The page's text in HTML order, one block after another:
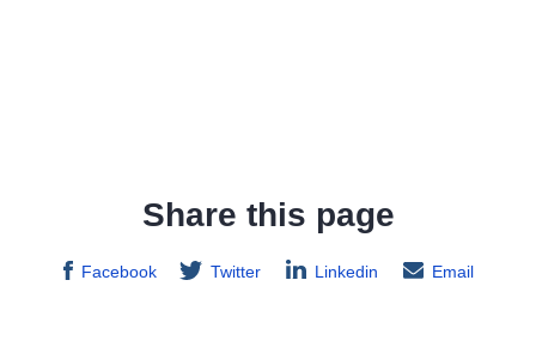
Share this page
Facebook Twitter Linkedin Email